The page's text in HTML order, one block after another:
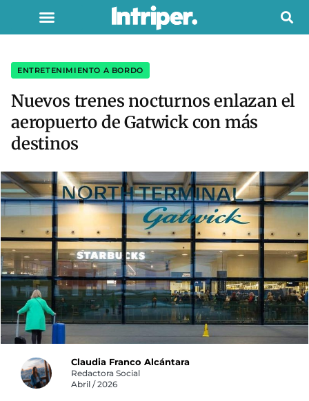
ENTRETENIMIENTO A BORDO
Nuevos trenes nocturnos enlazan el
aeropuerto de Gatwick con más
destinos
Claudia Franco Alcántara
Redactora Social
Abril / 2026